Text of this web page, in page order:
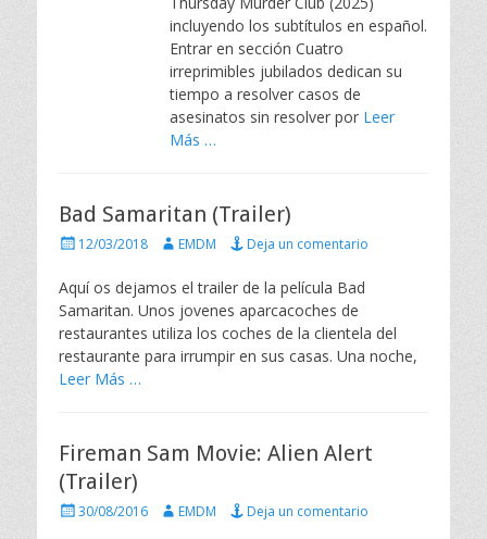
c
a
d
o
e
l
incluyendo los subtítulos en español.
Entrar en sección Cuatro
irreprimibles jubilados dedican su
tiempo a resolver casos de
asesinatos sin resolver por Leer
Más …
Bad Samaritan (Trailer)
P
b
l
i
c
a
d
12/03/2018
A
t
r
EMDM Deja un comentario
Aquí os dejamos el trailer de la película Bad
Samaritan. Unos jovenes aparcacoches de
restaurantes utiliza los coches de la clientela del
restaurante para irrumpir en sus casas. Una noche,
Leer Más …
Fireman Sam Movie: Alien Alert
(Trailer)
P
30/08/2016
A
EMDM Deja un comentario